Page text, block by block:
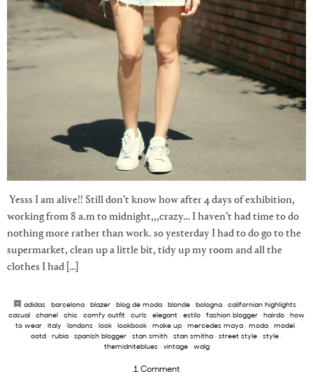
Yesss I am alive!! Still don’t know how after 4 days of exhibition,
working from 8 a.m to midnight,,,crazy… I haven’t had time to do
nothing more rather than work. so yesterday I had to do go to the
supermarket, clean up a little bit, tidy up my room and all the
clothes I had […]
adidas · barcelona · blazer · blog de moda · blonde · bologna · californian highlights ·
casual · chanel · chic · comfy outfit · curls · elegant · estilo · fashion blogger · hairdo · how
to wear· italy· londons· look· lookbook· make up· mercedes maya· moda· model·
ootd · rubia · spanish blogger · stan smith · stan smitha · street style · style ·
themidniteblues· vintage· walg
1 Comment